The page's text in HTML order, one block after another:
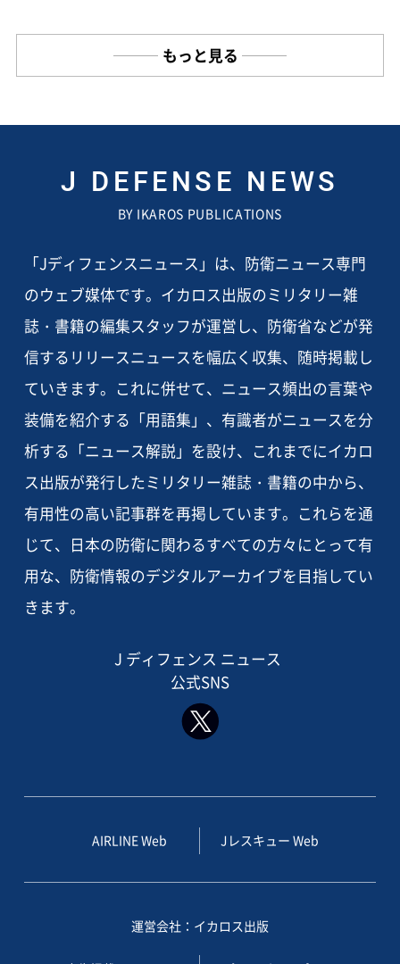
もっと見る
J DEFENSE NEWS
BY IKAROS PUBLICATIONS
「Jディフェンスニュース」は、防衛ニュース専門
のウェブ媒体です。イカロス出版のミリタリー雑
誌・書籍の編集スタッフが運営し、防衛省などが発
信するリリースニュースを幅広く収集、随時掲載し
ていきます。これに併せて、ニュース頻出の言葉や
装備を紹介する「用語集」、有識者がニュースを分
析する「ニュース解説」を設け、これまでにイカロ
ス出版が発行したミリタリー雑誌・書籍の中から、
有用性の高い記事群を再掲しています。これらを通
じて、日本の防衛に関わるすべての方々にとって有
用な、防衛情報のデジタルアーカイブを目指してい
きます。
J ディフェンス ニュース
公式SNS
AIRLINE Web Jレスキュー Web
運営会社：イカロス出版